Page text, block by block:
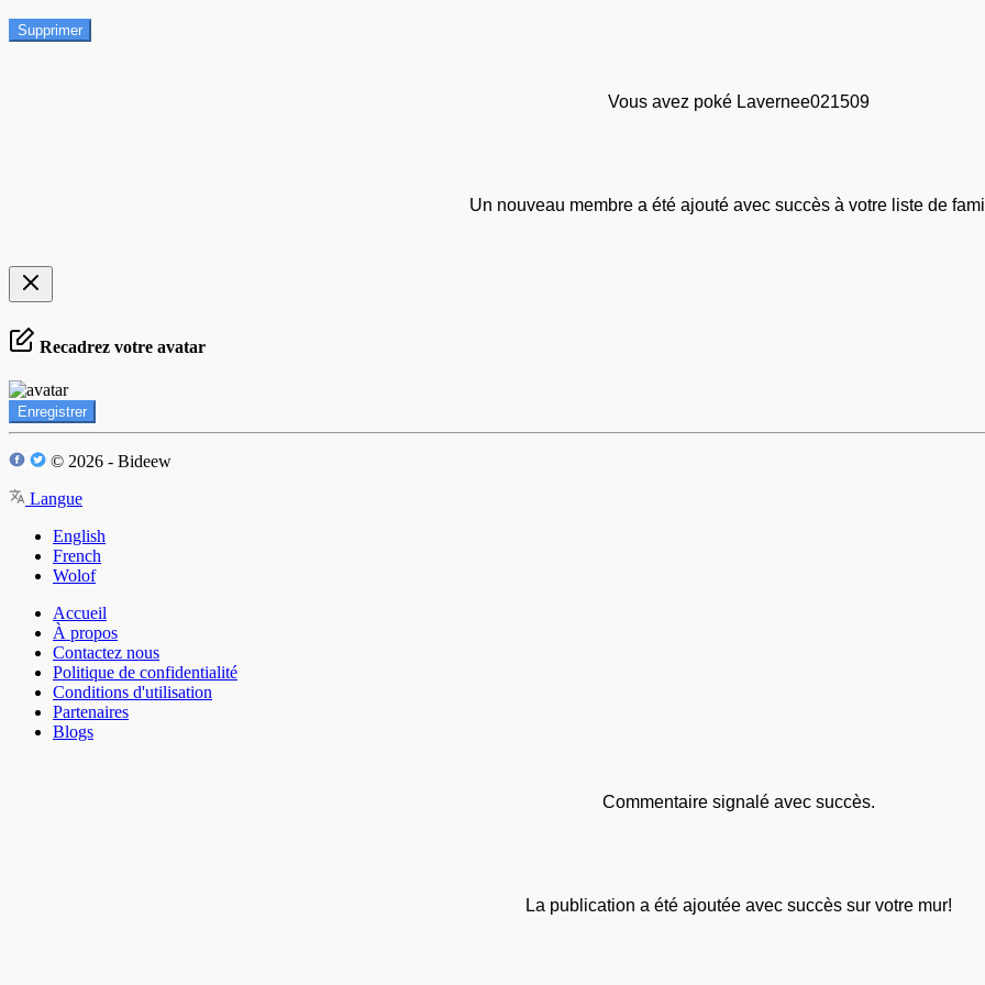
Supprimer
Vous avez poké Lavernee021509
Un nouveau membre a été ajouté avec succès à votre liste de
Recadrez votre avatar
Enregistrer
© 2026 - Bideew
Langue
English
French
Wolof
Accueil
À propos
Contactez nous
Politique de confidentialité
Conditions d'utilisation
Partenaires
Blogs
Commentaire signalé avec succès.
La publication a été ajoutée avec succès sur votre mur!